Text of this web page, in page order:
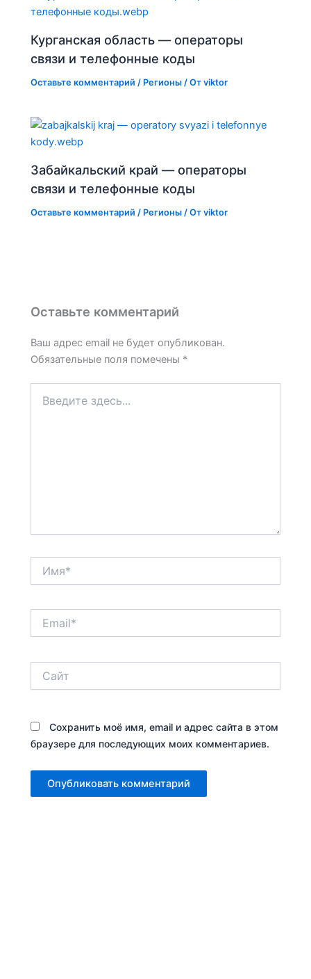
Курганская область — операторы
связи и телефонные коды
Оставьте комментарий / Регионы / Отviktor
Забайкальский край — операторы
связи и телефонные коды
Оставьте комментарий / Регионы / Отviktor
Оставьте комментарий
Ваш адрес email не будет опубликован.
Обязательные поля помечены *
здесь...
Сохранить моё имя, email и адрес сайта в этом
браузере для последующих моих комментариев.